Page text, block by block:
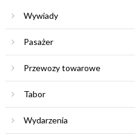
Wywiady
Pasażer
Przewozy towarowe
Tabor
Wydarzenia